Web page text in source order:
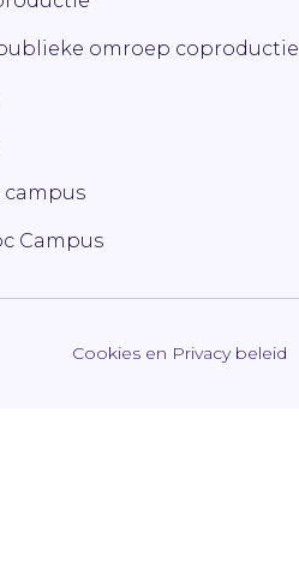
omroep coproductie
campus
Campus
Cookies en Privacy beleid